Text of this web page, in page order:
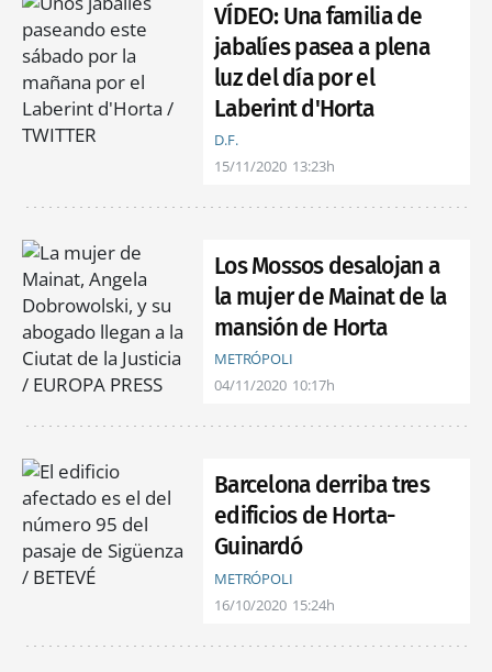
VÍDEO: Una familia de
jabalíes pasea a plena
luz del día por el
Laberint d'Horta
D.F.
15/11/2020 13:23h
Los Mossos desalojan a
la mujer de Mainat de la
mansión de Horta
METRÓPOLI
04/11/2020 10:17h
Barcelona derriba tres
edificios de Horta-
Guinardó
METRÓPOLI
16/10/2020 15:24h